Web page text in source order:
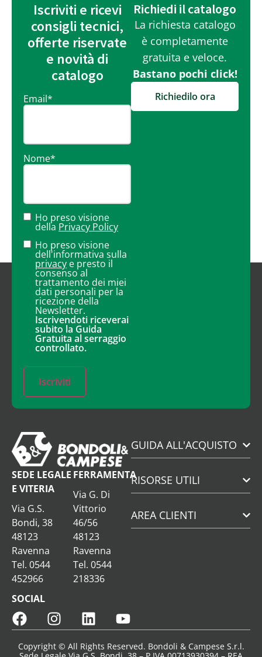
Iscriviti e ricevi
consigli tecnici,
offerte riservate
e novità di
catalogo
Email*
Nome*
Ho preso visione
della Privacy Policy
Ho preso visione
dell'informativa sulla
privacy e presto il
consenso al
trattamento dei miei
dati personali per la
ricezione della
Newsletter.
Iscrivendoti riceverai
subito la Guida
Gratuita al serraggio
controllato.
Iscriviti
Richiedi il catalogo
La richiesta catalogo
è completamente
gratuita e veloce.
Bastano pochi click!
Richiedilo ora
SEDE LEGALE
E VITERIA
Via G.S.
Bondi, 38
48123
Ravenna
Tel. 0544
452966
FERRAMENTA
Via G. Di
Vittorio
46/56
48123
Ravenna
Tel. 0544
218336
SOCIAL
GUIDA ALL'ACQUISTO
RISORSE UTILI
AREA CLIENTI
Copyright © All Rights Reserved. Bondoli & Campese S.r.l.